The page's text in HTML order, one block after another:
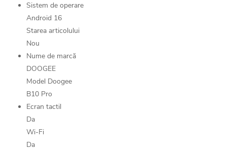
Sistem de operare
Android 16
Starea articolului
Nou
Nume de marcă
DOOGEE
Model Doogee
B10 Pro
Ecran tactil
Da
Wi-Fi
Da